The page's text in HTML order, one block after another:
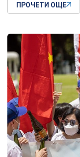
ПРОЧЕТИ ОЩЕ